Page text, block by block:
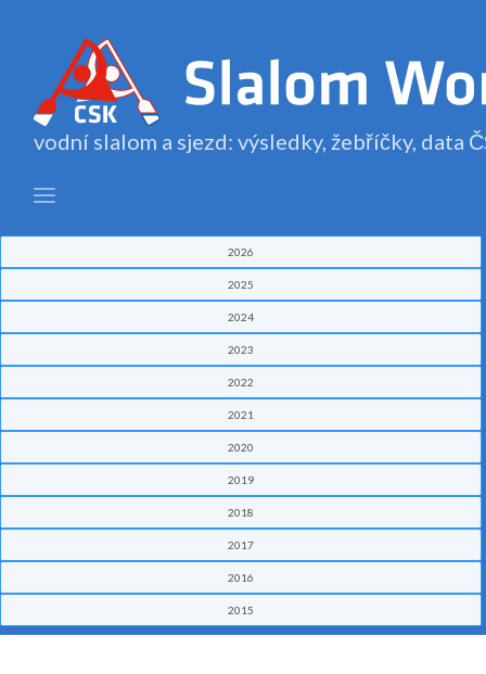
vodní slalom a sjezd: výsledky, žebříčky, data
2026
2025
2024
2023
2022
2021
2020
2019
2018
2017
2016
2015